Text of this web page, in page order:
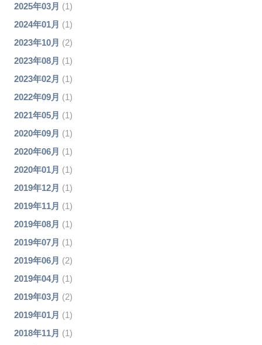
2025年03月 (1)
2024年01月 (1)
2023年10月 (2)
2023年08月 (1)
2023年02月 (1)
2022年09月 (1)
2021年05月 (1)
2020年09月 (1)
2020年06月 (1)
2020年01月 (1)
2019年12月 (1)
2019年11月 (1)
2019年08月 (1)
2019年07月 (1)
2019年06月 (2)
2019年04月 (1)
2019年03月 (2)
2019年01月 (1)
2018年11月 (1)